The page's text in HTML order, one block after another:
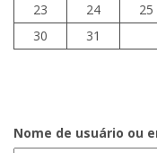
23
24 25
30
31
Nome de usuário ou